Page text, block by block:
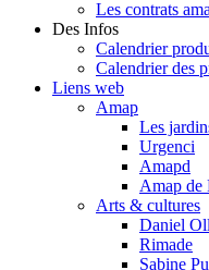
Les contrats
Des Infos
Calendrier
Calendrier des
Liens web
Amap
Les
Urgenci
Amapd
Amap de
Arts & cultures
Daniel
Rimade
Sabine